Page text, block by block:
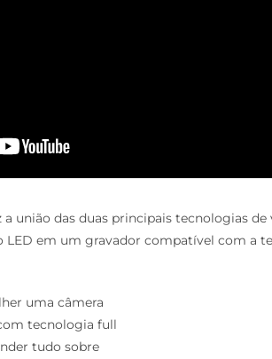
a união das duas principais tecnologias
em um gravador compatível com a
uma câmera
tecnologia full
tudo sobre